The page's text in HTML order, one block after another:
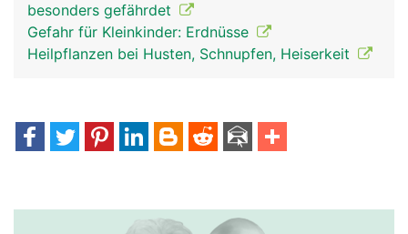
besonders gefährdet
Gefahr für Kleinkinder: Erdnüsse
Heilpflanzen bei Husten, Schnupfen, Heiserkeit